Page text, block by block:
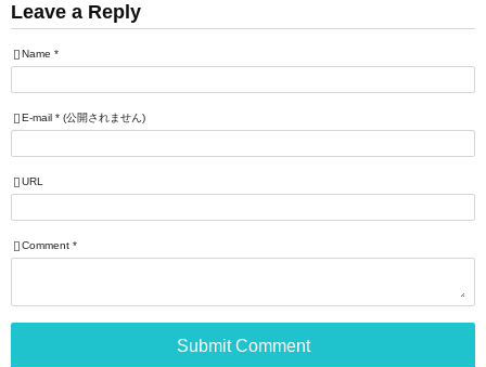
Leave a Reply
Name *
E-mail * (公開されません)
URL
Comment *